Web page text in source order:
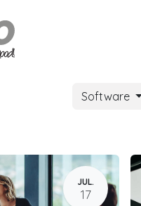
Software
JUL.
17